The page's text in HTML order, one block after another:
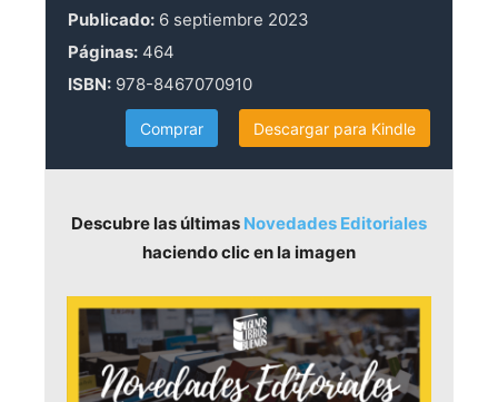
Publicado: 6 septiembre 2023
Páginas: 464
ISBN: 978-8467070910
Comprar Descargar para Kindle
Descubre las últimas Novedades Editoriales
haciendo clic en la imagen